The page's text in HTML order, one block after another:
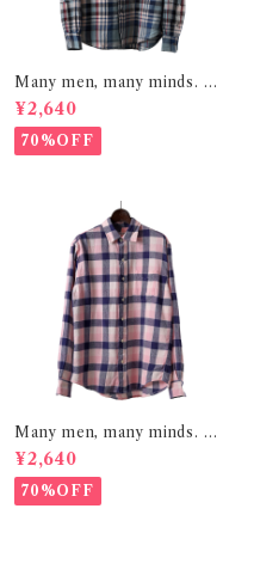
Many men, many minds. レ
ギュラーカラー ネルシャツ チ
ェックシャツ レギュラーフィ
ット オレンジ系 1925000-8
¥2,640
70%OFF
Many men, many minds. レ
ギュラーカラー ネルシャツ チ
ェックシャツ レギュラーフィ
ット ピンク系 1925000-9
¥2,640
70%OFF